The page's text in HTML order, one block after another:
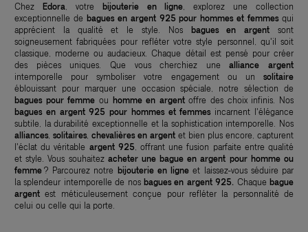
Chez Edora, votre bijouterie en ligne , explorez une collection
exceptionnelle de bagues en argent 925 pour hommes et femmesqui
apprécient la qualité et le style. Nos bagues en argent sont
soigneusement fabriquées pour refléter votre style personnel, qu'il soit
classique, moderne ou audacieux. Chaque détail est pensé pour créer
des pièces uniques. Que vous cherchiez unealliance argent
intemporelle pour symboliser votre engagement ou un solitaire
éblouissant pour marquer une occasion spéciale, notre sélection de
bagues pour femme ou homme en argentoffre des choix infinis. Nos
bagues en argent 925 pour hommes et femmes incarnent l'élégance
subtile, la durabilité exceptionnelle et la sophistication intemporelle. Nos
alliances, solitaires, chevalières en argent et bien plus encore, capturent
l'éclat du véritable argent 925 , offrant une fusion parfaite entre qualité
et style. Vous souhaitez acheter une bague en argent pour homme ou
femme ? Parcourez notre bijouterie en ligneet laissez-vous séduire par
la splendeur intemporelle de nos bagues en argent 925. Chaquebague
argent est méticuleusement conçue pour refléter la personnalité de
celui ou celle qui la porte.